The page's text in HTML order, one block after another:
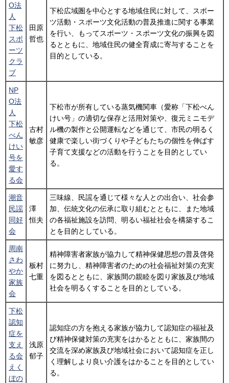
O法
人
下松
スポ
ーツ
クラ
ブ
田原
哲也
下松広域圏を中心とする地域住民に対して、スポー
ツ活動・スポーツ文化活動の普及推進に関する事業
を行い、もってスポーツ・スポーツ文化の振興を図
るとともに、地域住民の健全育成に寄与することを
目的としている。
NP
O法
人
下松
べん
けい
号を
愛す
る会
古村
敏彦
下松市が所有している蒸気機関車（愛称「下松べん
けい号」の適切な保存と活用対策や、復元ミニモデ
ル機の製作と公開運転などを通じて、市民の明るく
健康で楽しい街づくりや子どもたちの個性を伸ばす
子育て支援などの活動を行うことを目的としてい
る。
潮音
民謡
同好
会
澤
恒夫
三味線、民謡を通じて様々な人との出合い、社会参
加、伝統文化の伝承に取り組むとともに、また地域
の各福祉施設を訪問、明るい福祉社会を構築するこ
とを目的としている。
周南
さわ
やか
家族
会
板村
七重
精神障害者家族が協力して精神保健思想の普及啓発
に努力し、精神障害者のための社会福祉対策の充実
を図るとともに、家族間の親睦を図り家族及び地域
社会を明るくすることを目的としている。
下松
認知
症を
支え
る会
えく
ぼの
浅原
郁子
認知症の方を抱える家族が協力して認知症の福祉及
び精神保健対策の充実をはかるとともに、家族間の
交流を深め家族及び地域社会において認知症を正し
く理解しより良い介護をはかることを目的としてい
る。